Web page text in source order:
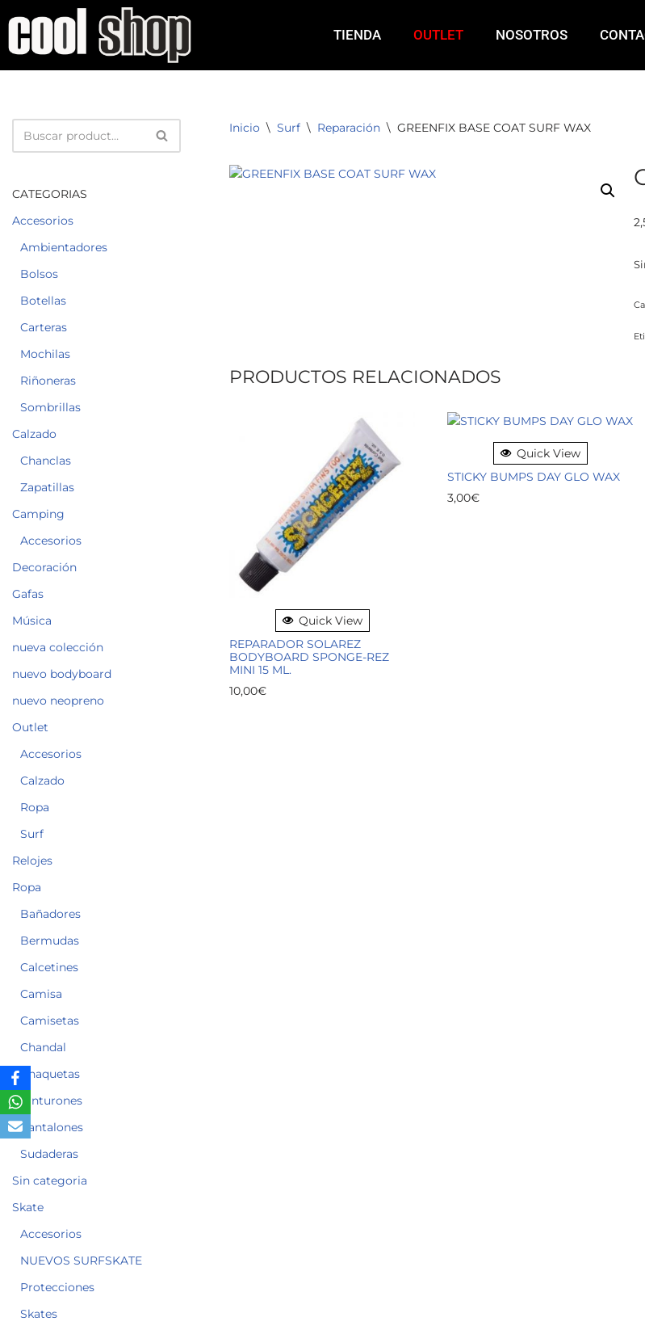
Saltar
TIENDA OUTLET NOSOTROS
CATEGORIAS
Accesorios
Ambientadores
Bolsos
Botellas
Carteras
Mochilas
Riñoneras
Sombrillas
Calzado
Chanclas
Zapatillas
Camping
Accesorios
Decoración
Gafas
Música
nueva colección
nuevo bodyboard
nuevo neopreno
Outlet
Accesorios
Calzado
Ropa
Surf
Relojes
Ropa
Bañadores
Bermudas
Calcetines
Camisa
Camisetas
Chandal
Chaquetas
Cinturones
Pantalones
Sudaderas
Sin categoria
Skate
Accesorios
NUEVOS SURFSKATE
Protecciones
Skates
Inicio \ Surf \ Reparación \ GREENFIX BASE COAT SURF WAX
PRODUCTOS RELACIONADOS
Quick View
REPARADOR SOLAREZ
BODYBOARD SPONGE-REZ
MINI 15 ML.
10,00€
Quick View
STICKY BUMPS DAY GLO WAX
3,00€